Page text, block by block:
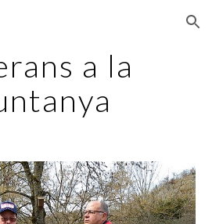
Skip to navigation
a la